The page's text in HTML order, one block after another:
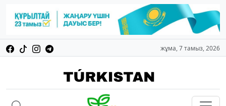
жұма, 7 тамыз, 2026